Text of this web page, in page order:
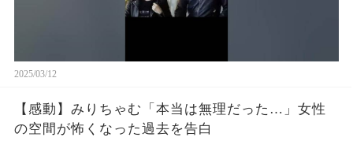
2025/03/12
【感動】みりちゃむ「本当は無理だった…」女性
の空間が怖くなった過去を告白